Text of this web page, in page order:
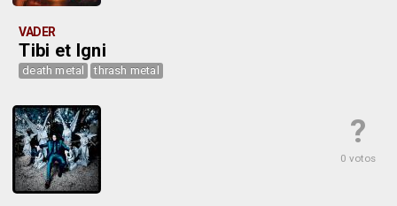
VADER
Tibi et Igni
death metal thrash metal
?
0 votos